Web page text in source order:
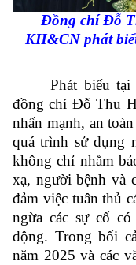
Đồng chí Đỗ
KH&CN phát
Phát biểu
đồng chí Đỗ Thu
nhấn mạnh, an
quá trình sử dụng
không chỉ nhằm
xạ, người bệnh và
đảm việc tuân thủ
ngừa các sự cố
động. Trong bối
năm 2025 và các